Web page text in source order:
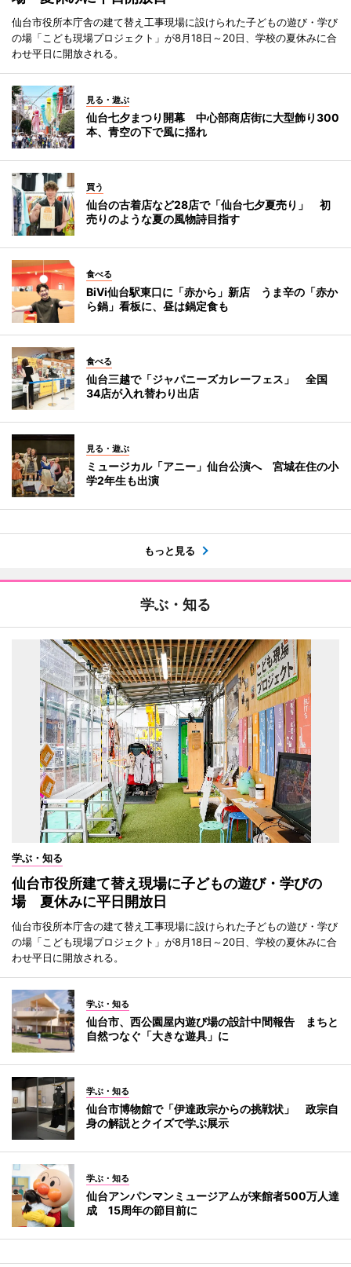
仙台市役所本庁舎の建て替え工事現場に設けられた子どもの遊び・学び
の場「こども現場プロジェクト」が8月18日～20日、学校の夏休みに合
わせ平日に開放される。
見る・遊ぶ
仙台七夕まつり開幕 中心部商店街に大型飾り300
本、青空の下で風に揺れ
買う
仙台の古着店など28店で「仙台七夕夏売り」 初
売りのような夏の風物詩目指す
食べる
BiVi仙台駅東口に「赤から」新店 うま辛の「赤か
ら鍋」看板に、昼は鍋定食も
食べる
仙台三越で「ジャパニーズカレーフェス」 全国
34店が入れ替わり出店
見る・遊ぶ
ミュージカル「アニー」仙台公演へ 宮城在住の小
学2年生も出演
もっと見る
学ぶ・知る
学ぶ・知る
仙台市役所建て替え現場に子どもの遊び・学びの
場 夏休みに平日開放日
仙台市役所本庁舎の建て替え工事現場に設けられた子どもの遊び・学び
の場「こども現場プロジェクト」が8月18日～20日、学校の夏休みに合
わせ平日に開放される。
学ぶ・知る
仙台市、西公園屋内遊び場の設計中間報告 まちと
自然つなぐ「大きな遊具」に
学ぶ・知る
仙台市博物館で「伊達政宗からの挑戦状」 政宗自
身の解説とクイズで学ぶ展示
学ぶ・知る
仙台アンパンマンミュージアムが来館者500万人達
成 15周年の節目前に